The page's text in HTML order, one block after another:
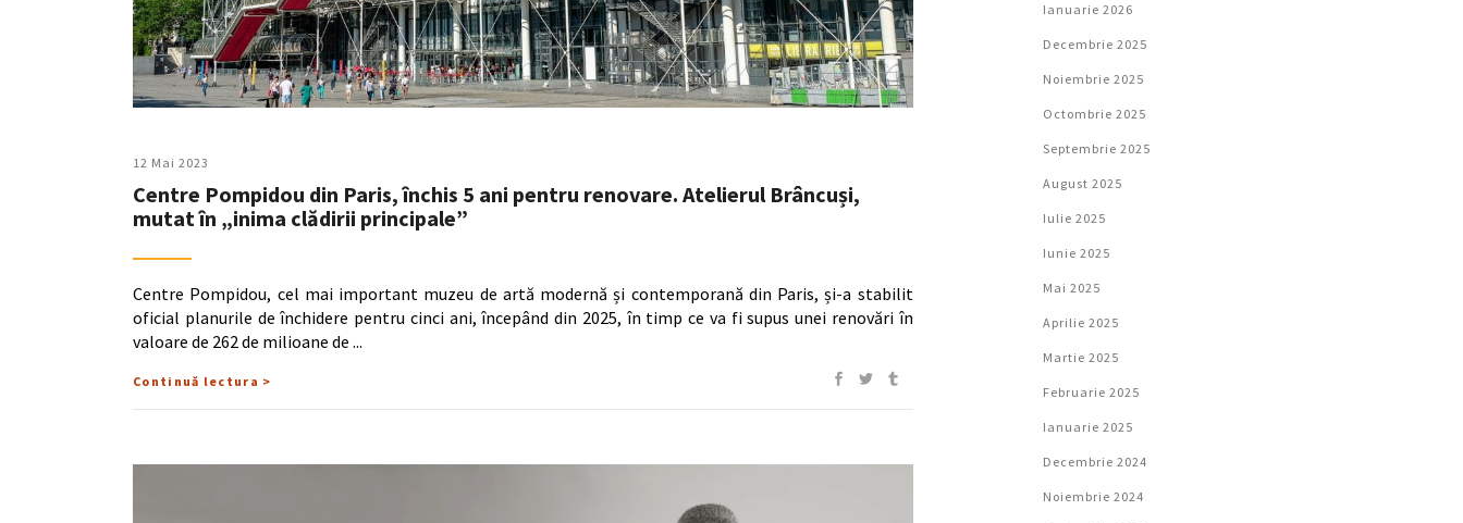
12 Mai 2023
Centre Pompidou din Paris, închis 5 ani pentru renovare. Atelierul Brâncuși,
mutat în „inima clădirii principale”
Centre Pompidou, cel mai important muzeu de artă modernă și contemporană din Paris, și-a stabilit
oficial planurile de închidere pentru cinci ani, începând din 2025, în timp ce va fi supus unei renovări în
valoare de 262 de milioane de
Continuă lectura >
Ianuarie 2026
Decembrie 2025
Noiembrie 2025
Octombrie 2025
Septembrie 2025
August 2025
Iulie 2025
Iunie 2025
Mai 2025
Aprilie 2025
Martie 2025
Februarie 2025
Ianuarie 2025
Decembrie 2024
Noiembrie 2024